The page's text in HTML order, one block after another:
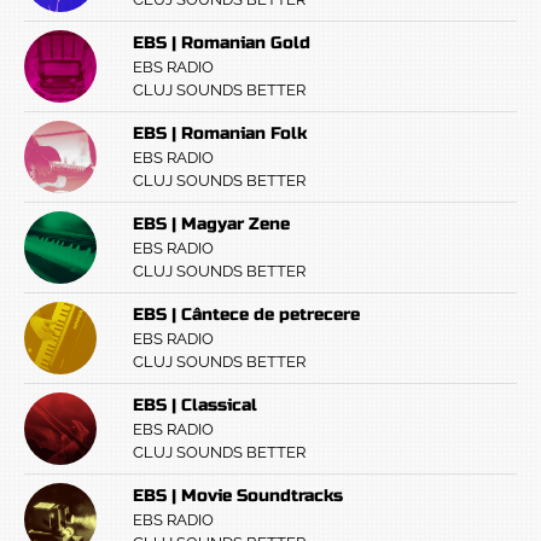
EBS | Romanian Gold
EBS RADIO
CLUJ SOUNDS BETTER
EBS | Romanian Folk
EBS RADIO
CLUJ SOUNDS BETTER
EBS | Magyar Zene
EBS RADIO
CLUJ SOUNDS BETTER
EBS | Cântece de petrecere
EBS RADIO
CLUJ SOUNDS BETTER
EBS | Classical
EBS RADIO
CLUJ SOUNDS BETTER
EBS | Movie Soundtracks
EBS RADIO